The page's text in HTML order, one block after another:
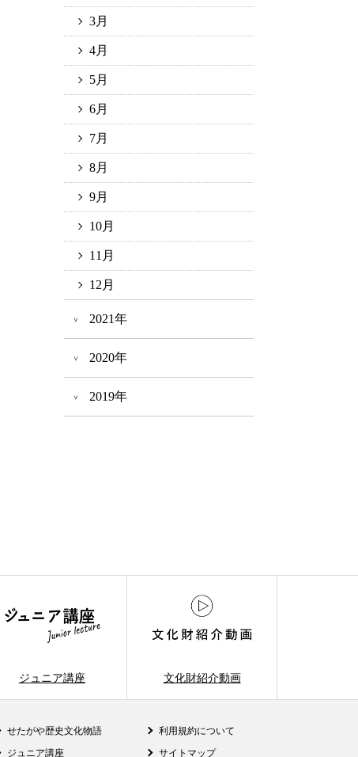
3月
4月
5月
6月
7月
8月
9月
10月
11月
12月
2021年
2020年
2019年
ジュニア講座 文化財紹介動画
せたがや歴史文化物語
ジュニア講座
利用規約について
サイトマップ